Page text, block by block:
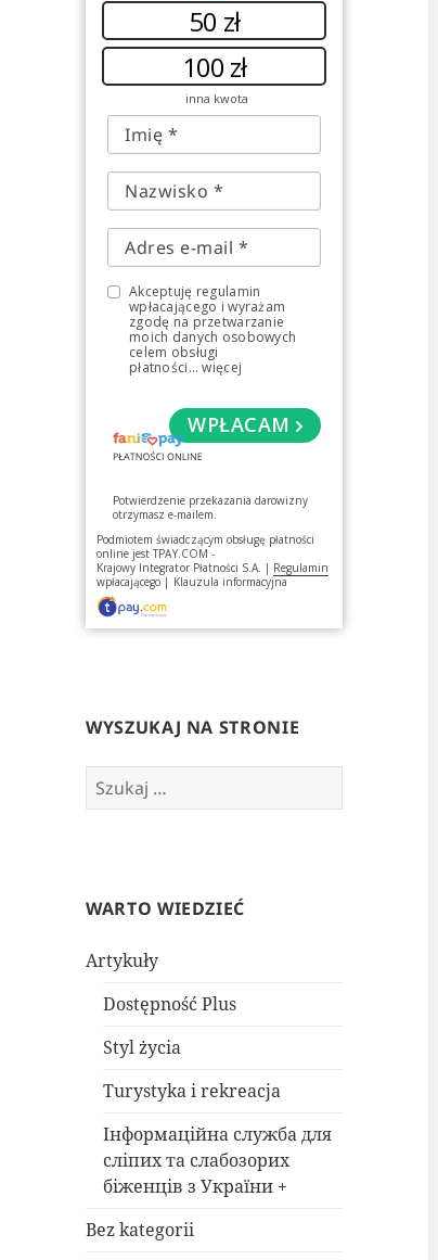
50 zł
100 zł
inna kwota
Akceptuję regulamin
wpłacającego i wyrażam
zgodę na przetwarzanie
moich danych osobowych
celem obsługi
płatności... więcej
WPŁACAM
Potwierdzenie przekazania darowizny
otrzymasz e-mailem.
Podmiotem świadczącym obsługę płatności
online jestTPAY.COM -
Krajowy Integrator Płatności S.A. | Regulamin
wpłacającego | Klauzula informacyjna
WYSZUKAJ NA STRONIE
Szukaj:
WARTO WIEDZIEĆ
Artykuły
Dostępność Plus
Styl życia
Turystyka i rekreacja
Інформаційна служба для
сліпих та слабозорих
біженців з України +
Bez kategorii